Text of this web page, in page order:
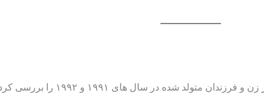
شده در سال های ۱۹۹۱ و ۱۹۹۲ را بررسی کردند.